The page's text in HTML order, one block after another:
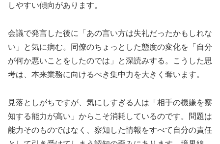
しやすい傾向があります。
会議で発言した後に「あの言い方は失礼だったかもしれな
い」と気に病む。同僚のちょっとした態度の変化を「自分
が何か悪いことをしたのでは」と深読みする。こうした思
考は、本来業務に向けるべき集中力を大きく奪います。
見落としがちですが、気にしすぎる人は「相手の機嫌を察
知する能力が高い」からこそ消耗しているのです。問題は
能力そのものではなく、察知した情報をすべて自分の責任